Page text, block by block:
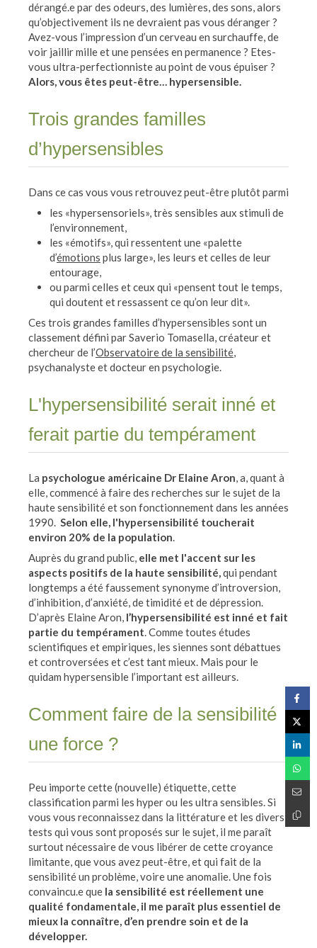
dérangé.e par des odeurs, des lumières, des sons, alors
qu’objectivement ils ne devraient pas vous déranger ?
Avez-vous l’impression d’un cerveau en surchauffe, de
voir jaillir mille et une pensées en permanence ? Etes-
vous ultra-perfectionniste au point de vous épuiser ?
Alors, vous êtes peut-être… hypersensible.
Trois grandes familles
d’hypersensibles
Dans ce cas vous vous retrouvez peut-être plutôt parmi
les «hypersensoriels», très sensibles aux stimuli de
l’environnement,
les «émotifs», qui ressentent une «palette
d’émotions plus large», les leurs et celles de leur
entourage,
ou parmi celles et ceux qui «pensent tout le temps,
qui doutent et ressassent ce qu’on leur dit».
Ces trois grandes familles d’hypersensibles sont un
classement défini par Saverio Tomasella, créateur et
chercheur de l’Observatoire de la sensibilité,
psychanalyste et docteur en psychologie.
L'hypersensibilité serait inné et
ferait partie du tempérament
La psychologue américaine Dr Elaine Aron, a, quant à
elle, commencé à faire des recherches sur le sujet de la
haute sensibilité et son fonctionnement dans les années
1990. Selon elle, l'hypersensibilité toucherait
environ 20% de la population.
Auprès du grand public, elle met l'accent sur les
aspects positifs de la haute sensibilité,qui pendant
longtemps a été faussement synonyme d’introversion,
d’inhibition, d’anxiété, de timidité et de dépression.
D’après Elaine Aron, l’hypersensibilité est inné et fait
partie du tempérament. Comme toutes études
scientifiques et empiriques, les siennes sont débattues
et controversées et c’est tant mieux. Mais pour le
quidam hypersensible l’important est ailleurs.
Comment faire de la sensibilité
une force ?
Peu importe cette (nouvelle) étiquette, cette
classification parmi les hyper ou les ultra sensibles. Si
vous vous reconnaissez dans la littérature et les divers
tests qui vous sont proposés sur le sujet, il me paraît
surtout nécessaire de vous libérer de cette croyance
limitante, que vous avez peut-être, et qui fait de la
sensibilité un problème, voire une anomalie. Une fois
convaincu.e que la sensibilité est réellement une
qualité fondamentale, il me paraît plus essentiel de
mieux la connaître, d’en prendre soin et de la
développer.